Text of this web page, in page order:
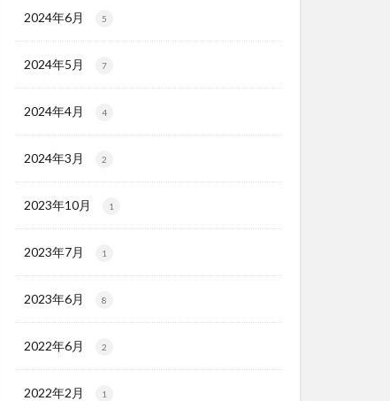
2024年6月 5
2024年5月 7
2024年4月 4
2024年3月 2
2023年10月 1
2023年7月 1
2023年6月 8
2022年6月 2
2022年2月 1